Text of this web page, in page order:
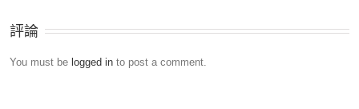
評論
You must be logged in to post a comment.